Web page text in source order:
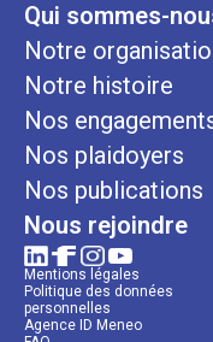
Qui sommes-
Notre
Notre histoire
Nos
Nos plaidoyers
Nos publications
Nous rejoindre
Mentions légales
Politique des données
personnelles
Agence ID Meneo